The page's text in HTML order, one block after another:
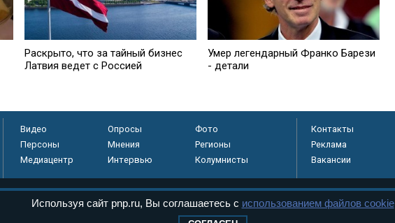
Раскрыто, что за тайный бизнес
Латвия ведет с Россией
Умер легендарный Франко Барези
- детали
Видео Опросы
Фото
Персоны
Мнения
Регионы
Медиацентр
Интервью Колумнисты
Контакты
Реклама
Вакансии
Используя сайт pnp.ru, Вы соглашаетесь с использованием файлов cookie